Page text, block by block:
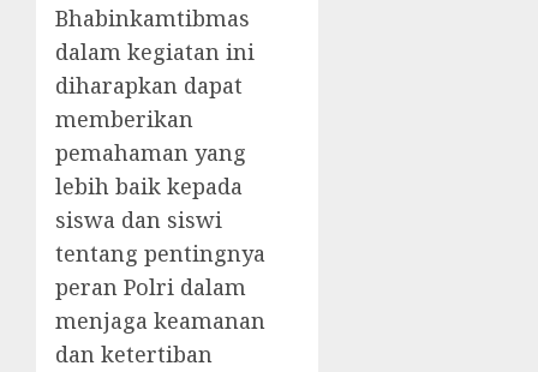
Bhabinkamtibmas
dalam kegiatan ini
diharapkan dapat
memberikan
pemahaman yang
lebih baik kepada
siswa dan siswi
tentang pentingnya
peran Polri dalam
menjaga keamanan
dan ketertiban